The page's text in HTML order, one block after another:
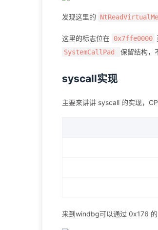
发现这里的
这里的标志位在 0x7ffe0000
SystemCallPad 保留结构，
syscall实现
主要来讲讲 syscall 的实现，
来到windbg可以通过 0x176 的